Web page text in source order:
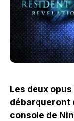
Les deux
débarqueront
console de